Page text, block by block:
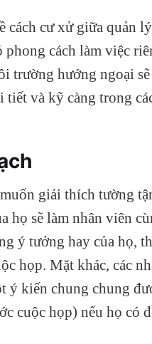
cách cư xử giữa quản
cách làm việc
trường hướng ngoại
và kỹ càng trong
giải thích tường
họ sẽ làm nhân viên
ý tưởng hay của họ,
họp. Mặt khác, các
kiến ​​chung chung
cuộc họp) nếu họ có